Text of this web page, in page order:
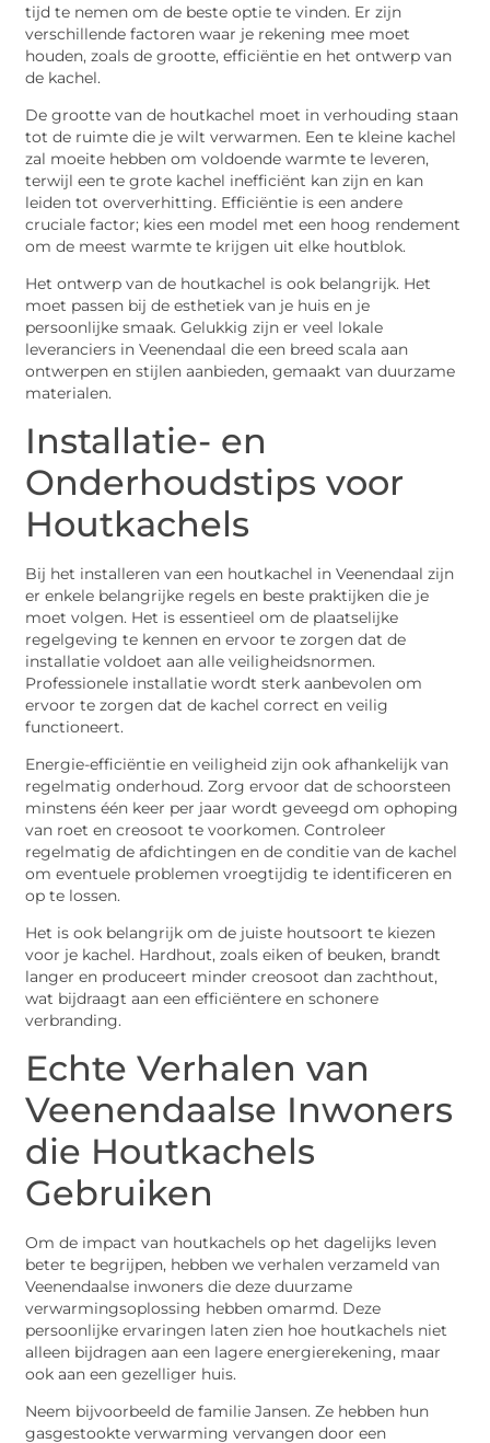
tijd te nemen om de beste optie te vinden. Er zijn
verschillende factoren waar je rekening mee moet
houden, zoals de grootte, efficiëntie en het ontwerp van
de kachel.
De grootte van de houtkachel moet in verhouding staan
tot de ruimte die je wilt verwarmen. Een te kleine kachel
zal moeite hebben om voldoende warmte te leveren,
terwijl een te grote kachel inefficiënt kan zijn en kan
leiden tot oververhitting. Efficiëntie is een andere
cruciale factor; kies een model met een hoog rendement
om de meest warmte te krijgen uit elke houtblok.
Het ontwerp van de houtkachel is ook belangrijk. Het
moet passen bij de esthetiek van je huis en je
persoonlijke smaak. Gelukkig zijn er veel lokale
leveranciers in Veenendaal die een breed scala aan
ontwerpen en stijlen aanbieden, gemaakt van duurzame
materialen.
Installatie- en
Onderhoudstips voor
Houtkachels
Bij het installeren van een houtkachel in Veenendaal zijn
er enkele belangrijke regels en beste praktijken die je
moet volgen. Het is essentieel om de plaatselijke
regelgeving te kennen en ervoor te zorgen dat de
installatie voldoet aan alle veiligheidsnormen.
Professionele installatie wordt sterk aanbevolen om
ervoor te zorgen dat de kachel correct en veilig
functioneert.
Energie-efficiëntie en veiligheid zijn ook afhankelijk van
regelmatig onderhoud. Zorg ervoor dat de schoorsteen
minstens één keer per jaar wordt geveegd om ophoping
van roet en creosoot te voorkomen. Controleer
regelmatig de afdichtingen en de conditie van de kachel
om eventuele problemen vroegtijdig te identificeren en
op te lossen.
Het is ook belangrijk om de juiste houtsoort te kiezen
voor je kachel. Hardhout, zoals eiken of beuken, brandt
langer en produceert minder creosoot dan zachthout,
wat bijdraagt aan een efficiëntere en schonere
verbranding.
Echte Verhalen van
Veenendaalse Inwoners
die Houtkachels
Gebruiken
Om de impact van houtkachels op het dagelijks leven
beter te begrijpen, hebben we verhalen verzameld van
Veenendaalse inwoners die deze duurzame
verwarmingsoplossing hebben omarmd. Deze
persoonlijke ervaringen laten zien hoe houtkachels niet
alleen bijdragen aan een lagere energierekening, maar
ook aan een gezelliger huis.
Neem bijvoorbeeld de familie Jansen. Ze hebben hun
gasgestookte verwarming vervangen door een